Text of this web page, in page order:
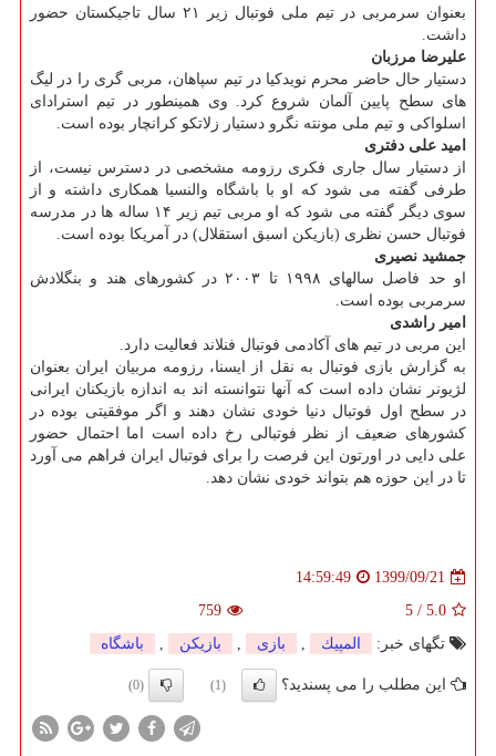
بعنوان سرمربی در تیم ملی فوتبال زیر ۲۱ سال تاجیکستان حضور
داشت.
علیرضا مرزبان
دستیار حال حاضر محرم نویدکیا در تیم سپاهان، مربی گری را در لیگ
های سطح پایین آلمان شروع کرد. وی همینطور در تیم استرادای
اسلواکی و تیم ملی مونته نگرو دستیار زلاتکو کرانچار بوده است.
امید علی دفتری
از دستیار سال جاری فکری رزومه مشخصی در دسترس نیست، از
طرفی گفته می شود که او با باشگاه والنسیا همکاری داشته و از
سوی دیگر گفته می شود که او مربی تیم زیر ۱۴ ساله ها در مدرسه
فوتبال حسن نظری (بازیکن اسبق استقلال) در آمریکا بوده است.
جمشید نصیری
او حد فاصل سالهای ۱۹۹۸ تا ۲۰۰۳ در کشورهای هند و بنگلادش
سرمربی بوده است.
امیر راشدی
این مربی در تیم های آکادمی فوتبال فنلاند فعالیت دارد.
به گزارش بازی فوتبال به نقل از ایسنا، رزومه مربیان ایران بعنوان
لژیونر نشان داده است که آنها نتوانسته اند به اندازه بازیکنان ایرانی
در سطح اول فوتبال دنیا خودی نشان دهند و اگر موفقیتی بوده در
کشورهای ضعیف از نظر فوتبالی رخ داده است اما احتمال حضور
علی دایی در اورتون این فرصت را برای فوتبال ایران فراهم می آورد
تا در این حوزه هم بتواند خودی نشان دهد.
1399/09/21
14:59:49
5.0
/
5
759
تگهای خبر:
المپیك , بازی , بازیكن , باشگاه
این مطلب را می پسندید؟ (1)
(0)